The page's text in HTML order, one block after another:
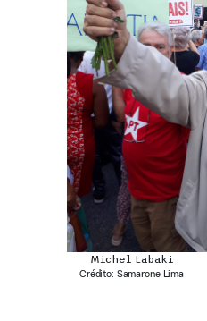
Michel Labaki
Crédito: Samarone Lima